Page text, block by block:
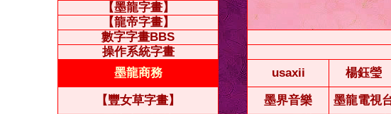
【墨龍字畫】
【龍帝字畫】
數字字畫BBS
操作系統字畫
墨龍商務
usaxii 楊鈺瑩
【豐女草字畫】 墨界音樂 墨龍電視